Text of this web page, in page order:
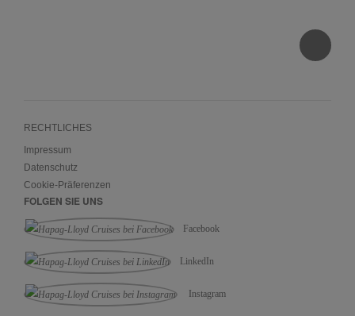
RECHTLICHES
Impressum
Datenschutz
Cookie-Präferenzen
FOLGEN SIE UNS
Facebook
LinkedIn
Instagram